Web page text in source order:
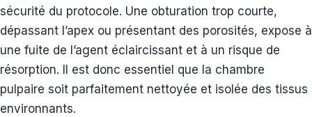
sécurité du protocole. Une obturation trop courte,
dépassant l’apex ou présentant des porosités, expose à
une fuite de l’agent éclaircissant et à un risque de
résorption. Il est donc essentiel que la chambre
pulpaire soit parfaitement nettoyée et isolée des tissus
environnants.